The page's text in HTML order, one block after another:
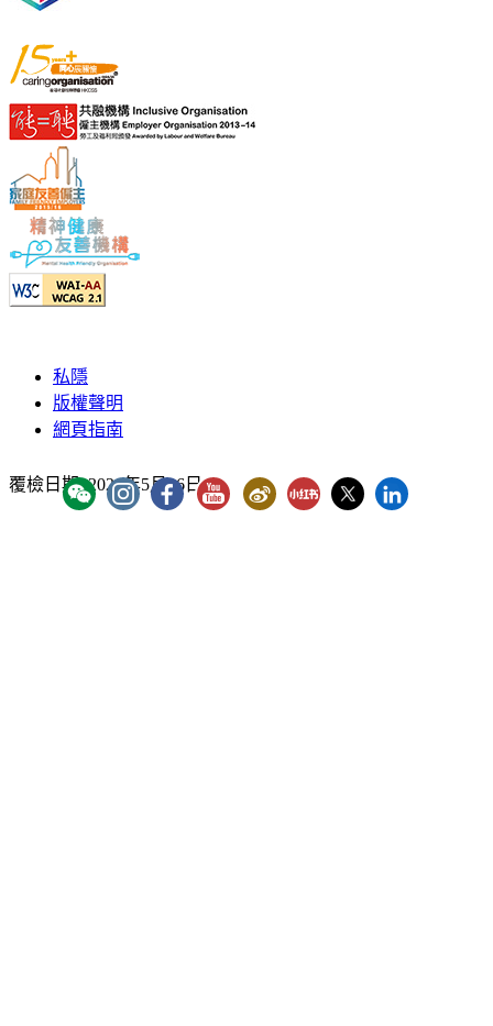
「香港廉政公署」WeChat 官方帳號
"香港廉政公署 Hong Kong ICAC" Instagram
"香港廉政公署 Hong Kong ICAC"
YouTube - ICAC Channel
廉署微博廉署小紅書
廉署X
私隱
版權聲明
網頁指南
覆檢日期:2026年5月26日